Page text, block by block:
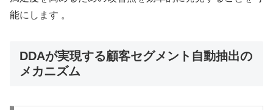
能にします 。
DDAが実現する顧客セグメント自動抽出の
メカニズム